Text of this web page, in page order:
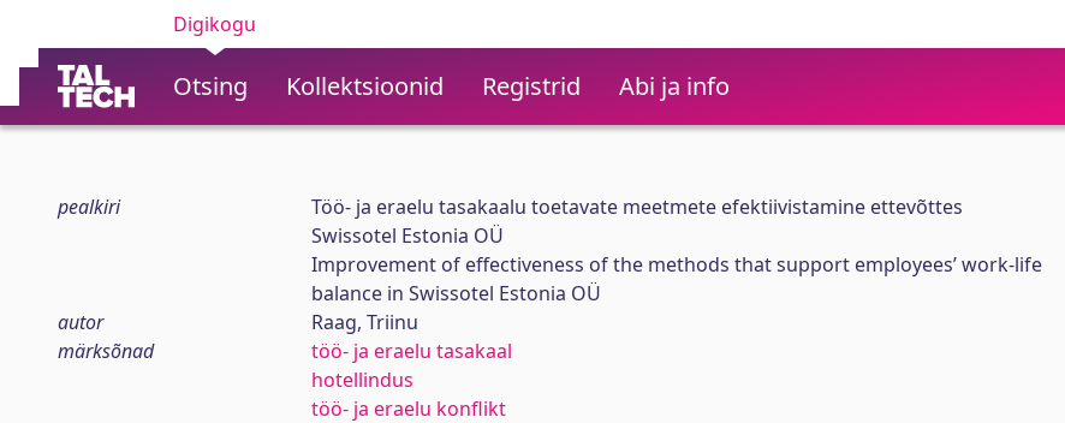
Digikogu
Otsing Kollektsioonid Registrid Abi ja info
pealkiri
Töö- ja eraelu tasakaalu toetavate meetmete efektiivistamine ettevõttes
Swissotel Estonia OÜ
Improvement of effectiveness of the methods that support employees’ work-life
balance in Swissotel Estonia OÜ
autor
Raag, Triinu
märksõnad
töö- ja eraelu tasakaal
hotellindus
töö- ja eraelu konflikt